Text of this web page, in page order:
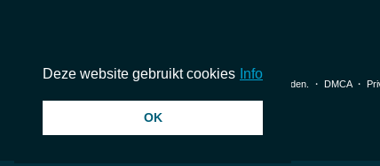
© 2026 InstantAudio. Alle rechten voorbehouden. ・ DMCA・
Deze website gebruikt cookies Info
OK